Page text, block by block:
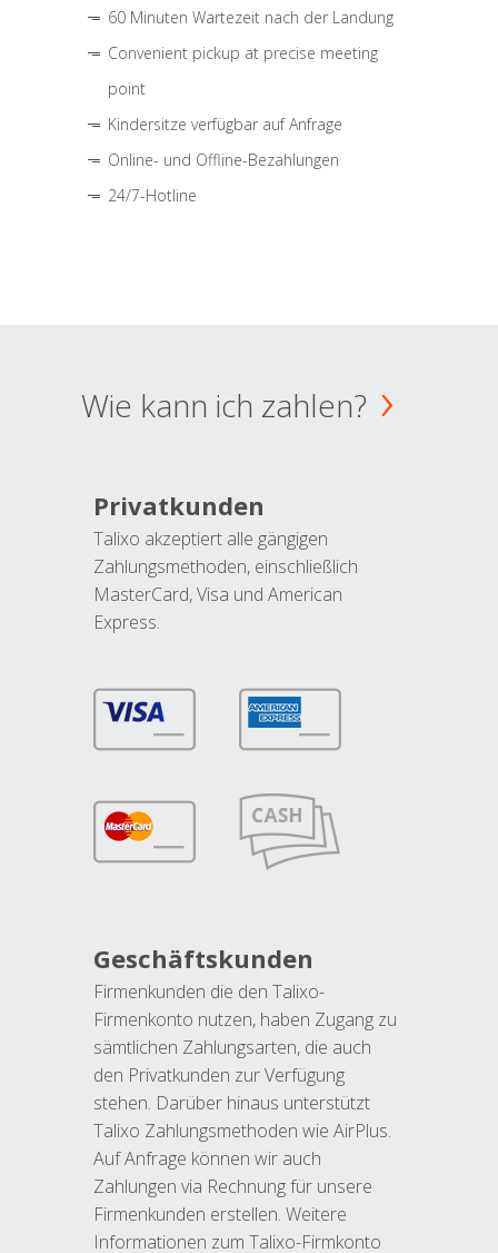
60 Minuten Wartezeit nach der Landung
Convenient pickup at precise meeting
point
Kindersitze verfügbar auf Anfrage
Online- und Offline-Bezahlungen
24/7-Hotline
Wie kann ich zahlen?
Privatkunden
Talixo akzeptiert alle gängigen
Zahlungsmethoden, einschließlich
MasterCard, Visa und American
Express.
Geschäftskunden
Firmenkunden die den Talixo-
Firmenkonto nutzen, haben Zugang zu
sämtlichen Zahlungsarten, die auch
den Privatkunden zur Verfügung
stehen. Darüber hinaus unterstützt
Talixo Zahlungsmethoden wie AirPlus.
Auf Anfrage können wir auch
Zahlungen via Rechnung für unsere
Firmenkunden erstellen. Weitere
Informationen zum Talixo-Firmkonto